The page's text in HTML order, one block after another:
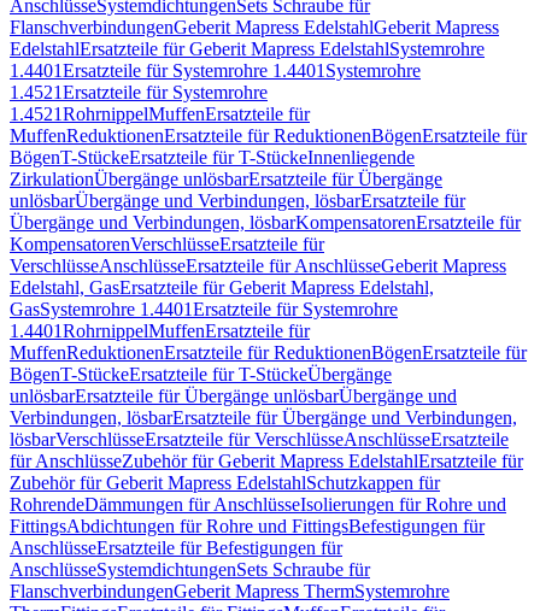
AnschlüsseSystemdichtungenSets Schraube für
FlanschverbindungenGeberit Mapress EdelstahlGeberit Mapress
EdelstahlErsatzteile für Geberit Mapress EdelstahlSystemrohre
1.4401Ersatzteile für Systemrohre 1.4401 Systemrohre
1.4521Ersatzteile für Systemrohre
1.4521RohrnippelMuffenErsatzteile für
MuffenReduktionenErsatzteile für ReduktionenBögenErsatzteile für
BögenT-StückeErsatzteile für T-StückeInnenliegende
ZirkulationÜbergänge unlösbarErsatzteile für Übergänge
unlösbarÜbergänge und Verbindungen, lösbarErsatzteile für
Übergänge und Verbindungen, lösbarKompensatorenErsatzteile für
KompensatorenVerschlüsseErsatzteile für
VerschlüsseAnschlüsseErsatzteile für AnschlüsseGeberit Mapress
Edelstahl, GasErsatzteile für Geberit Mapress Edelstahl,
GasSystemrohre 1.4401Ersatzteile für Systemrohre
1.4401RohrnippelMuffenErsatzteile für
MuffenReduktionenErsatzteile für ReduktionenBögenErsatzteile für
BögenT-StückeErsatzteile für T-StückeÜbergänge
unlösbarErsatzteile für Übergänge unlösbarÜbergänge und
Verbindungen, lösbarErsatzteile für Übergänge und Verbindungen,
lösbarVerschlüsseErsatzteile für VerschlüsseAnschlüsseErsatzteile
für AnschlüsseZubehör für Geberit Mapress EdelstahlErsatzteile für
Zubehör für Geberit Mapress EdelstahlSchutzkappen für
RohrendeDämmungen für AnschlüsseIsolierungen für Rohre und
FittingsAbdichtungen für Rohre und FittingsBefestigungen für
AnschlüsseErsatzteile für Befestigungen für
AnschlüsseSystemdichtungenSets Schraube für
FlanschverbindungenGeberit Mapress ThermSystemrohre